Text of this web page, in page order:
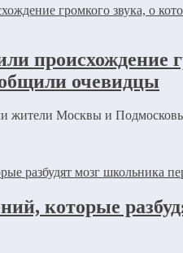
происхождение
очевидцы
жители Москвы и
которые